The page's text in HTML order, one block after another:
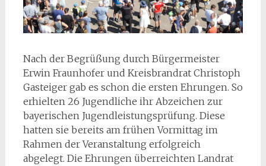
Nach der Begrüßung durch Bürgermeister
Erwin Fraunhofer und Kreisbrandrat Christoph
Gasteiger gab es schon die ersten Ehrungen. So
erhielten 26 Jugendliche ihr Abzeichen zur
bayerischen Jugendleistungsprüfung. Diese
hatten sie bereits am frühen Vormittag im
Rahmen der Veranstaltung erfolgreich
abgelegt. Die Ehrungen überreichten Landrat